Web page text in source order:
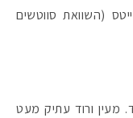
(השוואת סווטשים
מעין ורוד עתיק מעט